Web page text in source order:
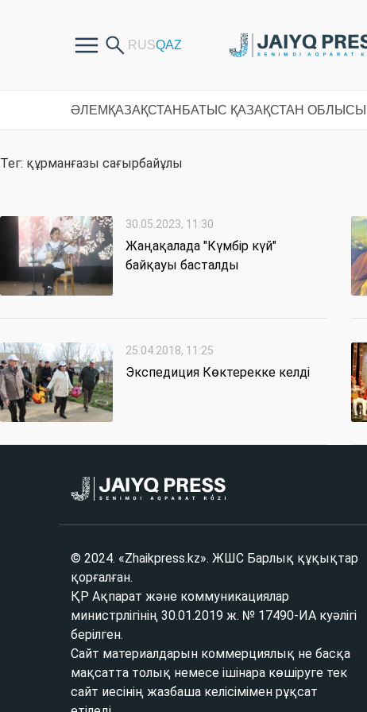
ӘЛЕМ ҚАЗАҚСТАН БАТЫС ҚАЗАҚСТАН ОБЛЫСЫ
Тег: құрманғазы сағырбайұлы
30.05.2023, 11:30
Жаңақалада "Күмбір күй"
байқауы басталды
25.04.2018, 11:25
Экспедиция Көктерекке келді
© 2024. «Zhaikpress.kz». ЖШС Барлық құқықтар
қорғалған.
ҚР Ақпарат және коммуникациялар
министрлігінің 30.01.2019 ж. № 17490-ИА куәлігі
берілген.
Сайт материалдарын коммерциялық не басқа
мақсатта толық немесе ішінара көшіруге тек
сайт иесінің жазбаша келісімімен рұқсат